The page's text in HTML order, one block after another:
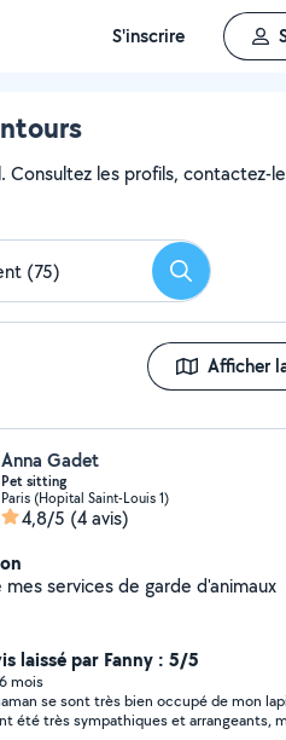
S'inscrire
Consultez les profils, contactez-
Rechercher
Afficher
Anna Gadet
Pet sitting
Paris (Hopital Saint-Louis 1)
4,8/5 (4 avis)
services de garde d'animaux
laissé par Fanny : 5/5
mois
se sont très bien occupé de mon
été très sympathiques et arrangeants,